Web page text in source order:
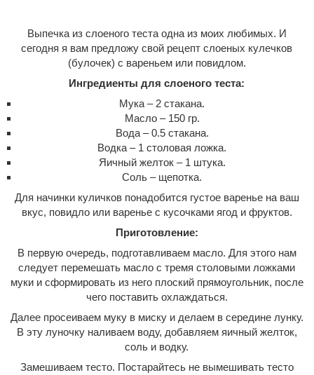
Выпечка из слоеного теста одна из моих любимых. И
сегодня я вам предложу свой рецепт слоеных кулечков
(булочек) с вареньем или повидлом.
Ингредиенты для слоеного теста:
Мука – 2 стакана.
Масло – 150 гр.
Вода – 0.5 стакана.
Водка – 1 столовая ложка.
Яичный желток – 1 штука.
Соль – щепотка.
Для начинки куличков понадобится густое варенье на ваш
вкус, повидло или варенье с кусочками ягод и фруктов.
Приготовление:
В первую очередь, подготавливаем масло. Для этого нам
следует перемешать масло с тремя столовыми ложками
муки и сформировать из него плоский прямоугольник, после
чего поставить охлаждаться.
Далее просеиваем муку в миску и делаем в середине лунку.
В эту луночку наливаем воду, добавляем яичный желток,
соль и водку.
Замешиваем тесто. Постарайтесь не вымешивать тесто